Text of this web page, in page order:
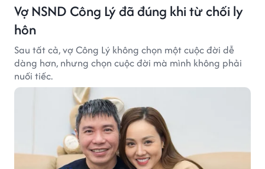
Vợ NSND Công Lý đã đúng khi từ chối ly
hôn
Sau tất cả, vợ Công Lý không chọn một cuộc đời dễ
dàng hơn, nhưng chọn cuộc đời mà mình không phải
nuối tiếc.